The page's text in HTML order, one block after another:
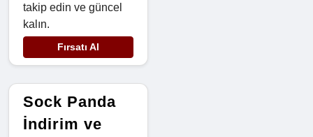
takip edin ve güncel
kalın.
Fırsatı Al
Sock Panda
İndirim ve